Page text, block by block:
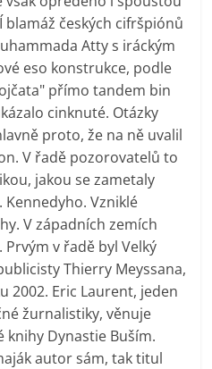
českých cifršpiónů
Atty s iráckým
eso konstrukce, podle
přímo tandem bin
cinknuté. Otázky
proto, že na ně uvalil
V řadě pozorovatelů to
jakou se zametaly
Kennedyho. Vzniklé
V západních zemích
v řadě byl Velký
Thierry Meyssana,
2002. Eric Laurent, jeden
žurnalistiky, věnuje
knihy Dynastie Buším.
autor sám, tak titul